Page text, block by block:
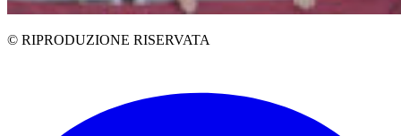
© RIPRODUZIONE RISERVATA